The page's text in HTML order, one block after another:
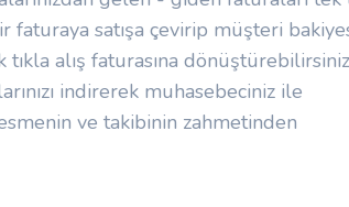
satışa çevirip müşteri
tıkla alış faturasına
indirerek muhasebeciniz ile
ve takibinin zahmetinden